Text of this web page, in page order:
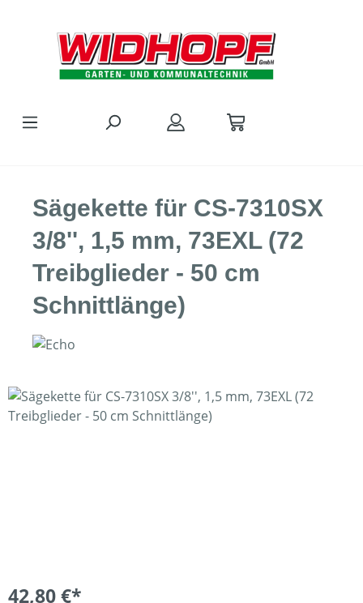
Sägekette für CS-7310SX
3/8'', 1,5 mm, 73EXL (72
Treibglieder - 50 cm
Schnittlänge)
Bildergalerie überspringen
42,80 €*